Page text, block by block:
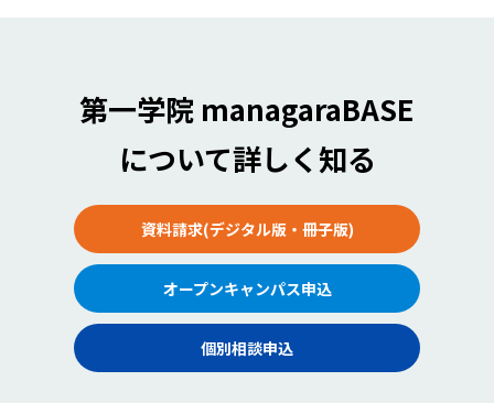
第一学院 managaraBASE
について詳しく知る
資料請求(デジタル版・冊子版)
オープンキャンパス申込
個別相談申込